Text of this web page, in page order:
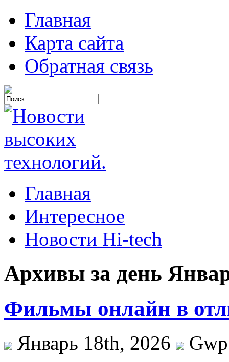
Главная
Карта сайта
Обратная связь
Главная
Интересное
Новости Hi-tech
Архивы за день
Фильмы онлайн в
Январь 18th, 2026
Gwp